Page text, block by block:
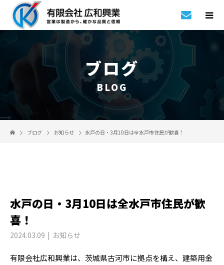
ブログ
BLOG
ブログ お知らせ 水戸の日・3月10日は全水戸市住民が歓喜！
水戸の日・3月10日は全水戸市住民が歓
喜！
2024.03.09 お知らせ
有限会社広和興業は、茨城県古河市に拠点を構え、建築用金